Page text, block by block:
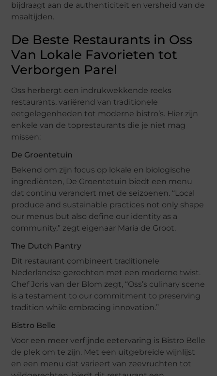
bijdraagt aan de authenticiteit en versheid van de
maaltijden.
De Beste Restaurants in Oss
Van Lokale Favorieten tot
Verborgen Parel
Oss herbergt een indrukwekkende reeks
restaurants, variërend van traditionele
eetgelegenheden tot moderne bistro’s. Hier zijn
enkele van de toprestaurants die je niet mag
missen:
De Groentetuin
Bekend om zijn focus op lokale en biologische
ingrediënten, De Groentetuin biedt een menu
dat continu verandert met de seizoenen. “Local
produce and sustainable practices not only shape
our menus but also define our identity as a
community,” zegt eigenaar Maria de Groot.
The Dutch Pantry
Dit restaurant combineert traditionele
Nederlandse gerechten met een moderne twist.
Chef Joris van der Blom zegt, “Oss’s culinary scene
is a testament to our commitment to preserving
tradition while embracing innovation.”
Bistro Belle
Voor een meer verfijnde eetervaring is Bistro Belle
de plek om te zijn. Met een uitgebreide wijnlijst
en een menu dat varieert van zeevruchten tot